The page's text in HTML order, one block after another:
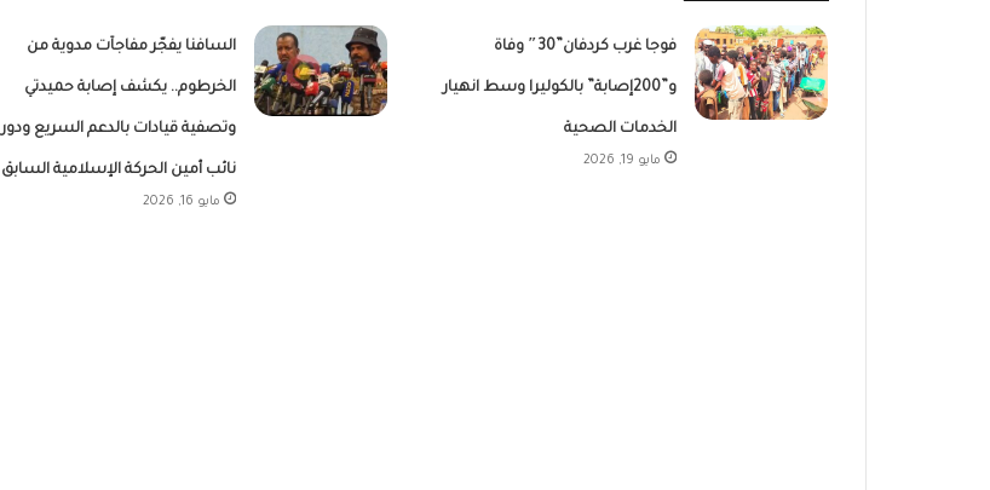
فوجا غرب كردفان”30″ وفاة
و”200إصابة” بالكوليرا وسط انهيار
الخدمات الصحية
مايو 19, 2026
السافنا يفجّر مفاجآت مدوية من
الخرطوم.. يكشف إصابة حميدتي
وتصفية قيادات بالدعم السريع ودور
نائب أمين الحركة الإسلامية السابق
مايو 16, 2026